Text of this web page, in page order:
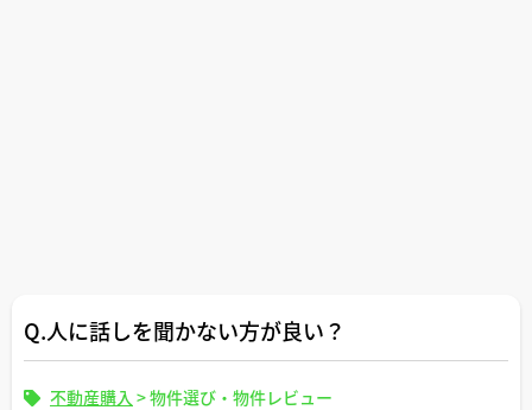
Q.人に話しを聞かない方が良い？
不動産購入 >物件選び・物件レビュー